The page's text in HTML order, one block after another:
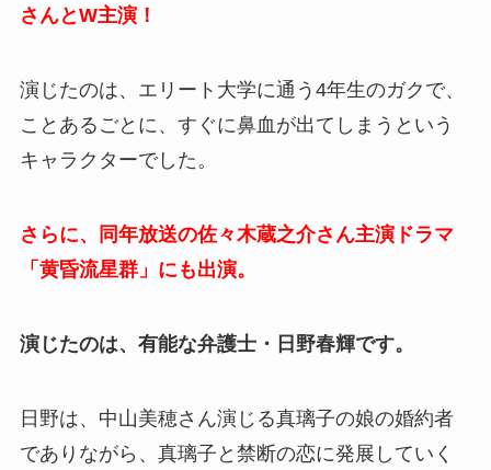
さんとW主演！
演じたのは、エリート大学に通う4年生のガクで、
ことあるごとに、すぐに鼻血が出てしまうという
キャラクターでした。
さらに、同年放送の佐々木蔵之介さん主演ドラマ
「黄昏流星群」にも出演。
演じたのは、有能な弁護士・日野春輝です。
日野は、中山美穂さん演じる真璃子の娘の婚約者
でありながら、真璃子と禁断の恋に発展していく